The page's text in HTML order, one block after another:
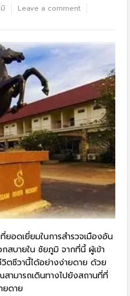
Leave a comment
ยอดเยี่ยมในการสำรวจเมืองอัน
สบายใน ชัยภูมิ จากที่นี้ ผู้เข้า
ตชีวานี้ได้อย่างง่ายดาย ด้วย
ามารถเดินทางไปยังสถานที่ที่
ยดาย